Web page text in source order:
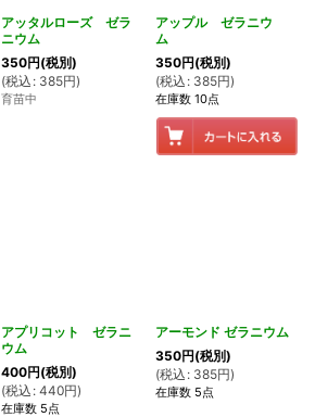
アッタルローズ ゼラ
ニウム
350円(税別)
(税込 : 385円)
育苗中
アップル ゼラニウ
ム
350円(税別)
(税込 : 385円)
在庫数 10点
アプリコット ゼラニ
ウム
400円(税別)
(税込 : 440円)
在庫数 5点
アーモンド ゼラニウム
350円(税別)
(税込 : 385円)
在庫数 5点